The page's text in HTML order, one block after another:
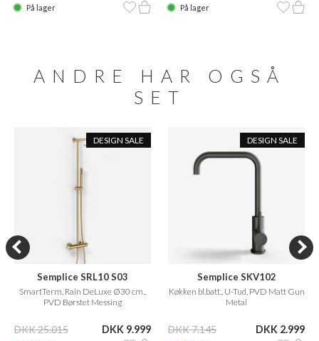
På lager På lager
ANDRE HAR OGSÅ
SET
DESIGN SALE
Semplice SRL10 S03
SmartTerm, Rain DeLuxe Ø30 cm.,
PVD Børstet Messing
DKK 25.015 DKK 9.999
DESIGN SALE
Semplice SKV102
Køkken bl.batt., U-Tud, PVD Matt Gun
Metal
DKK 7.145 DKK 2.999